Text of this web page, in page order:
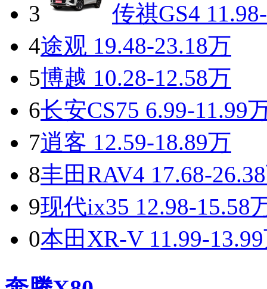
3 传祺GS4
4途观 19.48-23.18万
5博越 10.28-12.58万
6长安CS75 6.99-11.99
7逍客 12.59-18.89万
8丰田RAV4 17.68-
9现代ix35 12.98-15.58
0本田XR-V11.99-